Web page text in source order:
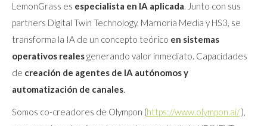
LemonGrass es especialista en IA aplicada. Junto con sus
partners Digital Twin Technology, Marnoria Media y HS3, se
transforma la IA de un concepto teórico en sistemas
operativos realesgenerando valor inmediato. Capacidades
de creación de agentes de IA autónomos y
automatización de canales.
Somos co-creadores de Olympon (https://www.olympon.ai/),